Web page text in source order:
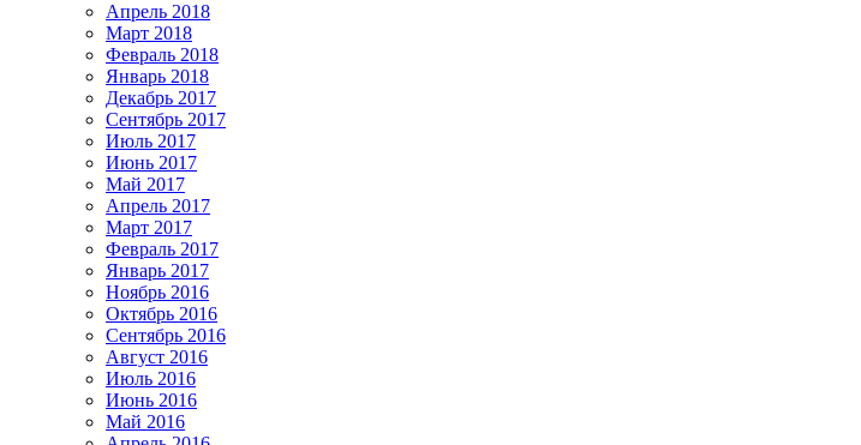
Апрель 2018
Март 2018
Февраль 2018
Январь 2018
Декабрь 2017
Сентябрь 2017
Июль 2017
Июнь 2017
Май 2017
Апрель 2017
Март 2017
Февраль 2017
Январь 2017
Ноябрь 2016
Октябрь 2016
Сентябрь 2016
Август 2016
Июль 2016
Июнь 2016
Май 2016